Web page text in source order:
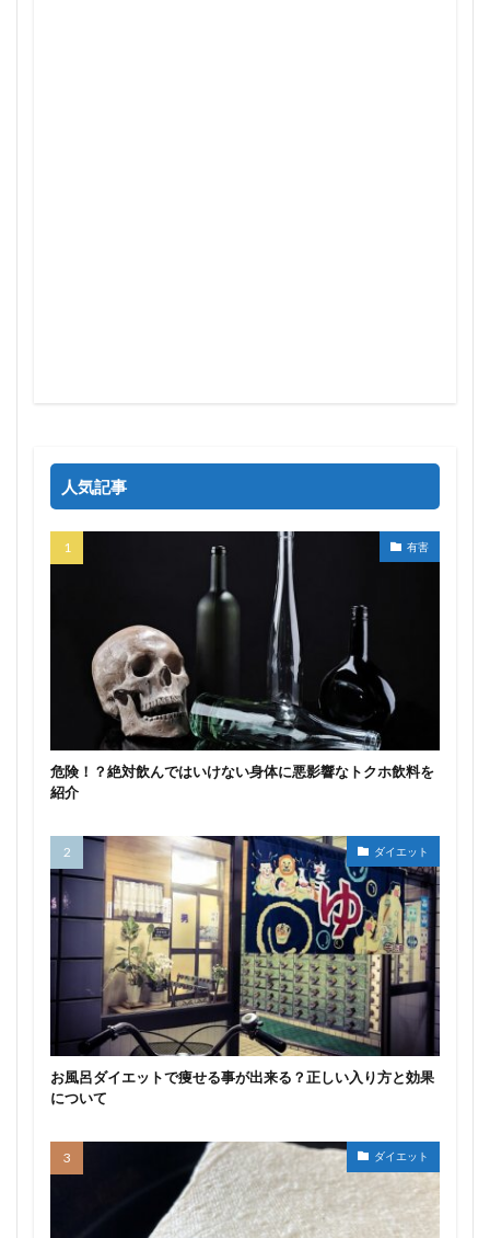
人気記事
有害
危険！？絶対飲んではいけない身体に悪影響なトクホ飲料を
紹介
ダイエット
お風呂ダイエットで痩せる事が出来る？正しい入り方と効果
について
ダイエット